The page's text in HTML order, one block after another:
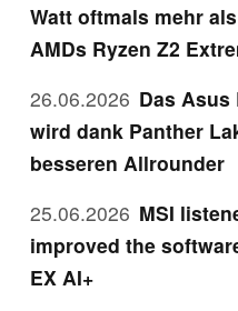
Watt oftmals mehr
AMDs Ryzen Z2
26.06.2026 Das Asus
wird dank Panther
besseren Allrounder
25.06.2026 MSI
improved the
EX AI+